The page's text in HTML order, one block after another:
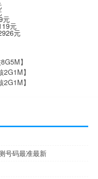
元
元
元
】
】
】
号码最准最新